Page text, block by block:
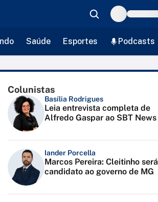
Saúde Esportes Podcasts
Colunistas
Basília Rodrigues
Leia entrevista completa de
Alfredo Gaspar ao SBT News
Iander Porcella
Marcos Pereira: Cleitinho será
candidato ao governo de MG